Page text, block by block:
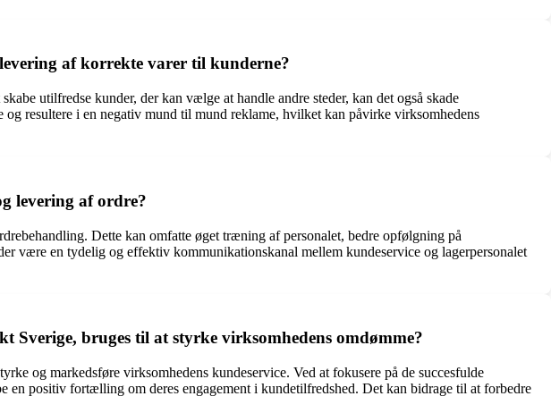
af korrekte varer til kunderne?
utilfredse kunder, der kan vælge at handle andre steder, kan det også skade
resultere i en negativ mund til mund reklame, hvilket kan påvirke virksomhedens
levering af ordre?
Dette kan omfatte øget træning af personalet, bedre opfølgning på
være en tydelig og effektiv kommunikationskanal mellem kundeservice og lagerpersonalet
bruges til at styrke virksomhedens omdømme?
og markedsføre virksomhedens kundeservice. Ved at fokusere på de succesfulde
positiv fortælling om deres engagement i kundetilfredshed. Det kan bidrage til at forbedre